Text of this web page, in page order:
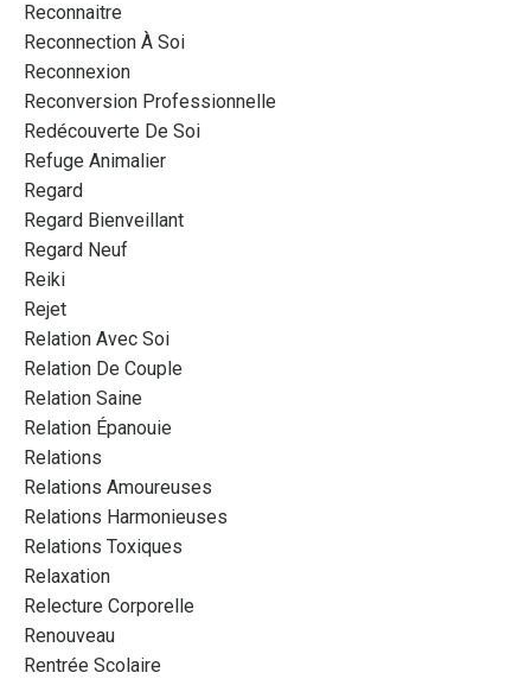
Reconnaitre
Reconnection À Soi
Reconnexion
Reconversion Professionnelle
Redécouverte De Soi
Refuge Animalier
Regard
Regard Bienveillant
Regard Neuf
Reiki
Rejet
Relation Avec Soi
Relation De Couple
Relation Saine
Relation Épanouie
Relations
Relations Amoureuses
Relations Harmonieuses
Relations Toxiques
Relaxation
Relecture Corporelle
Renouveau
Rentrée Scolaire